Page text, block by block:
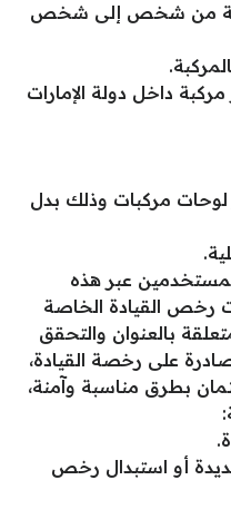
من شخص إلى شخص
داخل دولة الإمارات
مركبات وذلك بدل
عبر هذه
رخص القيادة الخاصة
بالعنوان والتحقق
على رخصة القيادة،
بطرق مناسبة وآمنة،
أو استبدال رخص